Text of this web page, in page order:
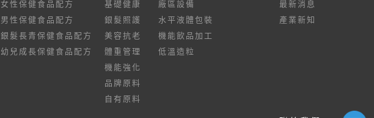
女性保健食品配方
男性保健食品配方
銀髮長青保健食品配方
幼兒成長保健食品配方
基礎健康
銀髮照護
美容抗老
體重管理
機能強化
品牌原料
自有原料
廠區設備
水平液體包裝
機能飲品加工
低溫造粒
最新消息
產業新知